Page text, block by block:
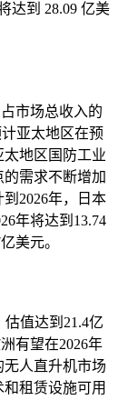
达到 28.09 亿美
市场总收入的
亚太地区在预
地区国防工业
需求不断增加
2026年，日本
年将达到13.74
美元。
估值达到21.4亿
有望在2026年
无人直升机市场
租赁设施可用